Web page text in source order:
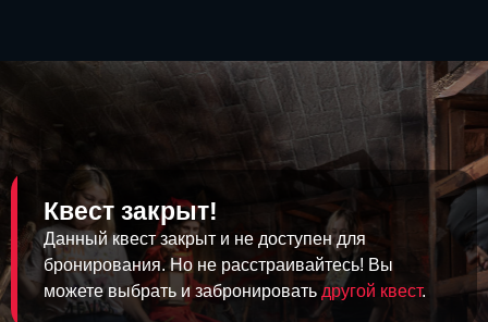
Квест закрыт!
Данный квест закрыт и не доступен для
бронирования. Но не расстраивайтесь! Вы
можете выбрать и забронировать другой квест.